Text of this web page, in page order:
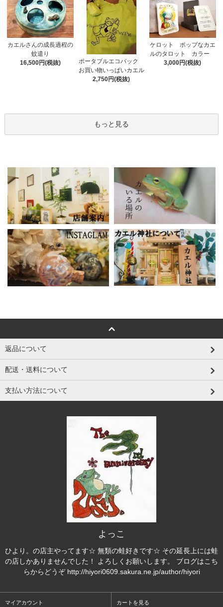
カエルさんの成長過程の
蚊遣り
16,500円(税抜)
ポータブルエコバック
お買い物いっぱいカエル
2,750円(税抜)
ケロット ポップなカエ
ルのタロット カラー
3,000円(税抜)
もっと見る
返品について
配送・送料について
支払い方法について
よっこ
ひより。の店主やってます☆ 無類の蛙好きです☆ その延長上には蛙
の店しかありませんでした！ よろしくお願いします。 ブログはこち
らからどうぞ http://hiyori0609.sakura.ne.jp/author/hiyori
マイアカウント カートを見る